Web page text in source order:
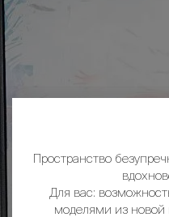
Пространство
Для вас:
моделями из